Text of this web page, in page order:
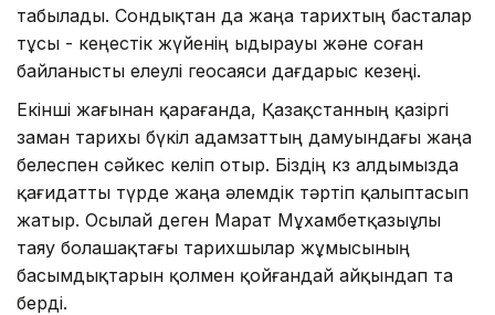
табылады. Сон­дықтан да жаңа тарихтың басталар
тұсы - кеңестік жүйенің ыдырауы және соған
байланысты елеулі геосаяси дағдарыс кезеңі.
Екінші жағынан қарағанда, Қазақ­станның қазіргі
заман тарихы бүкіл адамзаттың дамуындағы жаңа
белеспен сәйкес келіп отыр. Біздің көз ал­дымызда
қағидатты түрде жаңа әлемдік тәртіп қалыптасып
жатыр. Осылай деген Марат Мұхамбетқазыұлы
таяу болашақтағы тарихшылар жұмысының
басымдықтарын қолмен қойғандай айқындап та
берді.